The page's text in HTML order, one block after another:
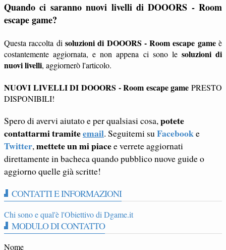
Quando ci saranno nuovi livelli di DOOORS - Room
escape game?
Questa raccolta di soluzioni di DOOORS - Room escape gameè
costantemente aggiornata, e non appena ci sono le soluzioni di
nuovi livelli, aggiornerò l'articolo.
NUOVI LIVELLI DI DOOORS - Room escape game PRESTO
DISPONIBILI!
Spero di avervi aiutato e per qualsiasi cosa,potete
contattarmi tramiteemail. Seguitemi suFacebooke
Twitter,mettete un mi piacee verrete aggiornati
direttamente in bacheca quando pubblico nuove guide o
aggiorno quelle già scritte!
CONTATTI E INFORMAZIONI
Chi sono e qual'è l'Obiettivo di Dgame.it
MODULO DI CONTATTO
Nome